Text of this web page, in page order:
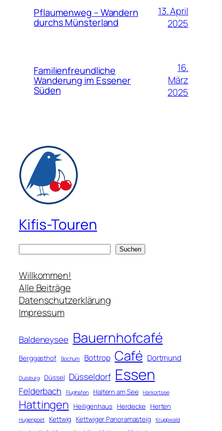
Pflaumenweg – Wandern
durchs Münsterland
13. April
2025
Familienfreundliche
Wanderung im Essener
Süden
16.
März
2025
Kifis-Touren
c
h
e
n
Suchen
Willkommen!
Alle Beiträge
Datenschutzerklärung
Impressum
Baldeneysee Bauernhofcafé
Berggasthof Bochum Bottrop Café Dortmund
Duisburg Düssel Düsseldorf Essen
Felderbach Flughafen Haltern am See Harkortsee
Hattingen Heiligenhaus Herdecke Herten
Hugenpoet Kettwig Kettwiger Panoramasteig
Kruppwald